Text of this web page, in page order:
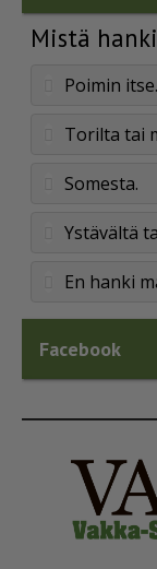
Mistä
Poimin itse.
Torilta tai
Somesta.
Ystävältä
En hanki
Facebook